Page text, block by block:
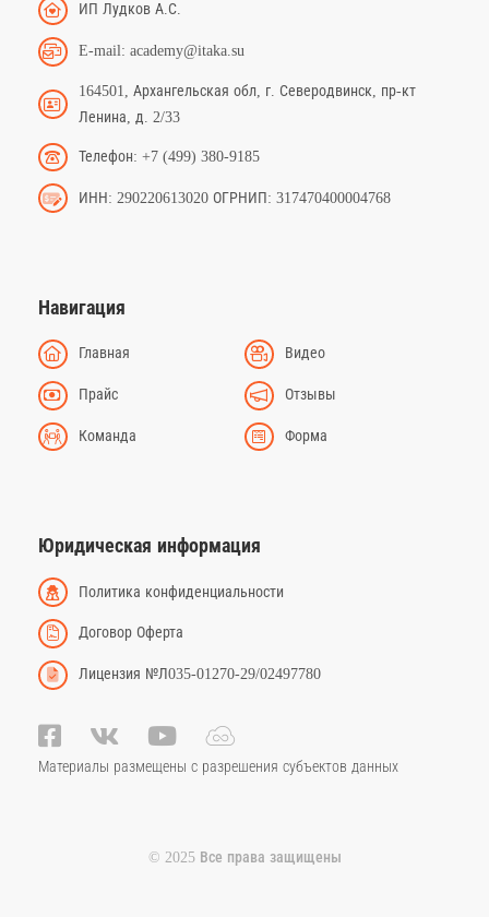
ИП Лудков А.С.
E-mail: academy@itaka.su
164501, Архангельская обл, г. Северодвинск, пр-кт
Ленина, д. 2/33
Телефон: +7 (499) 380-9185
ИНН: 290220613020 ОГРНИП: 317470400004768
Навигация
Главная Видео
Прайс Отзывы
Команда Форма
Юридическая информация
Политика конфиденциальности
Договор Оферта
Лицензия №Л035-01270-29/02497780
Материалы размещены с разрешения субъектов данных
© 2025 Все права защищены